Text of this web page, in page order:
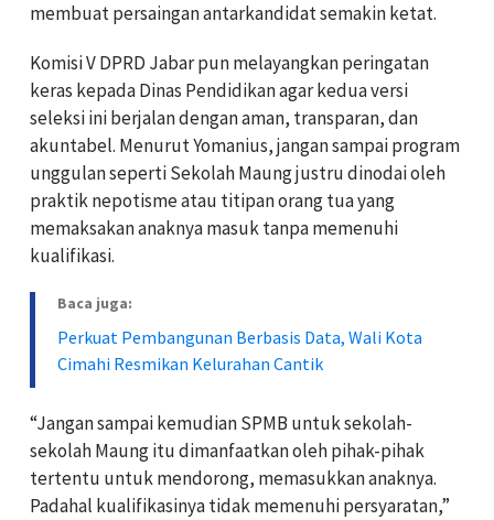
membuat persaingan antarkandidat semakin ketat.
Komisi V DPRD Jabar pun melayangkan peringatan
keras kepada Dinas Pendidikan agar kedua versi
seleksi ini berjalan dengan aman, transparan, dan
akuntabel. Menurut Yomanius, jangan sampai program
unggulan seperti Sekolah Maung justru dinodai oleh
praktik nepotisme atau titipan orang tua yang
memaksakan anaknya masuk tanpa memenuhi
kualifikasi.
Baca juga:
Perkuat Pembangunan Berbasis Data, Wali Kota
Cimahi Resmikan Kelurahan Cantik
“Jangan sampai kemudian SPMB untuk sekolah-
sekolah Maung itu dimanfaatkan oleh pihak-pihak
tertentu untuk mendorong, memasukkan anaknya.
Padahal kualifikasinya tidak memenuhi persyaratan,”